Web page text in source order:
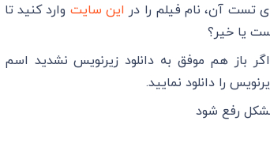
تست آن، نام فیلم را در این سایت وارد کنید تا
یا خیر؟
باز هم موفق به دانلود زیرنویس نشدید اسم
را دانلود نمایید.
رفع شود